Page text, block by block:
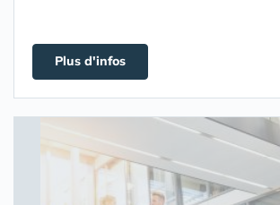
Plus d'infos